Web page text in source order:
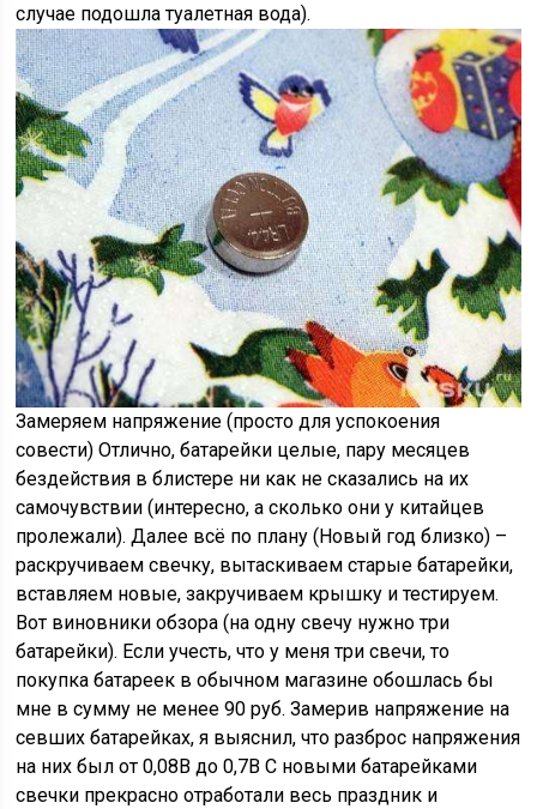
случае подошла туалетная вода).
Замеряем напряжение (просто для успокоения
совести) Отлично, батарейки целые, пару месяцев
бездействия в блистере ни как не сказались на их
самочувствии (интересно, а сколько они у китайцев
пролежали). Далее всё по плану (Новый год близко) –
раскручиваем свечку, вытаскиваем старые батарейки,
вставляем новые, закручиваем крышку и тестируем.
Вот виновники обзора (на одну свечу нужно три
батарейки). Если учесть, что у меня три свечи, то
покупка батареек в обычном магазине обошлась бы
мне в сумму не менее 90 руб. Замерив напряжение на
севших батарейках, я выяснил, что разброс напряжения
на них был от 0,08В до 0,7В С новыми батарейками
свечки прекрасно отработали весь праздник и